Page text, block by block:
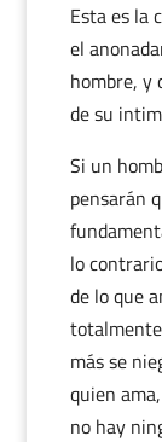
Esta es la
el
hombre, y
de su
Si un
pensarán
lo
de lo que
más se
quien
no hay